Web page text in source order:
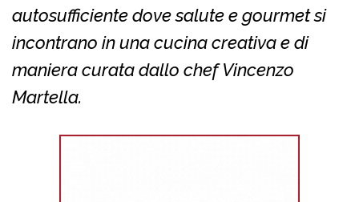
autosufficiente dove salute e gourmet si
incontrano in una cucina creativa e di
maniera curata dallo chef Vincenzo
Martella.